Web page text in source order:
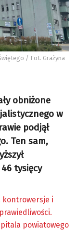
/ Fot. Grażyna
obniżone
w
podjął
Ten sam,
tysięcy
kontrowersje i
powiatowego